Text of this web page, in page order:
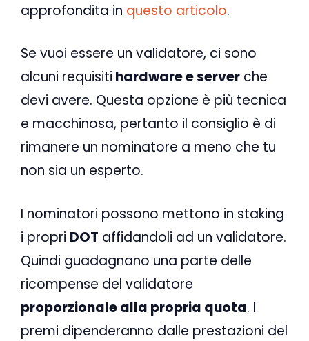
approfondita in questo articolo.
Se vuoi essere un validatore, ci sono
alcuni requisiti hardware e server che
devi avere. Questa opzione è più tecnica
e macchinosa, pertanto il consiglio è di
rimanere un nominatore a meno che tu
non sia un esperto.
I nominatori possono mettono in staking
i propri DOT affidandoli ad un validatore.
Quindi guadagnano una parte delle
ricompense del validatore
proporzionale alla propria quota. I
premi dipenderanno dalle prestazioni del